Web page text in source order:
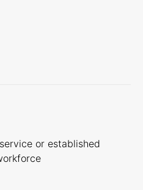
or established